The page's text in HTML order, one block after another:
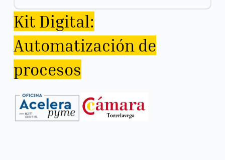
Kit Digital:
Automatización de
procesos